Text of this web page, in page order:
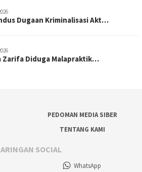
Dugaan Kriminalisasi Akt…
Zarifa Diduga Malapraktik…
PEDOMAN MEDIA SIBER
TENTANG KAMI
SOCIAL
WhatsApp